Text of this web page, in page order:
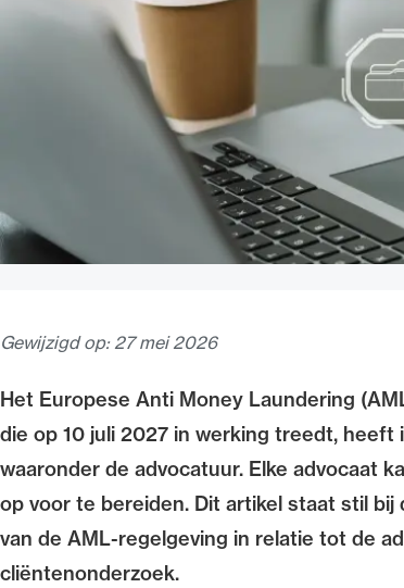
Gewijzigd op: 27 mei 2026
Het Europese Anti Money Laundering
die op 10 juli 2027 in werking treedt,
waaronder de advocatuur. Elke advocaat
op voor te bereiden. Dit artikel staat stil
van de AML-regelgeving in relatie tot de
cliëntenonderzoek.